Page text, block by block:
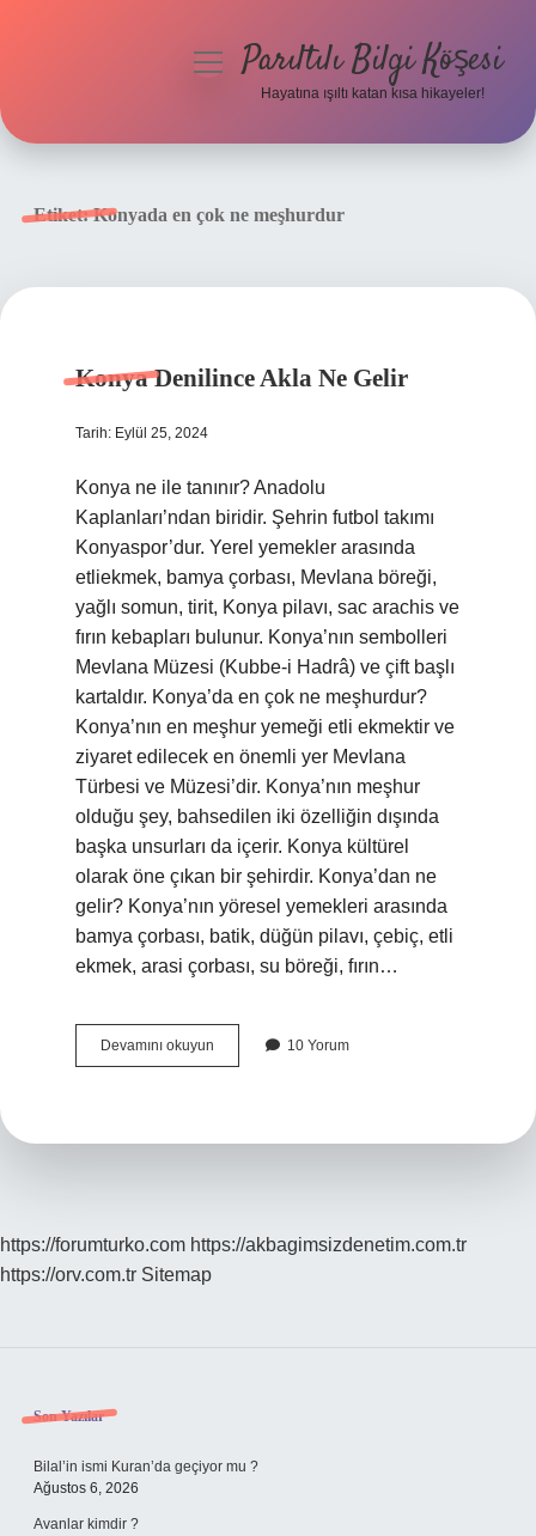
menüyüParıltılı Bilgi Köşesi
Hayatına ışıltı katan kısa hikayeler!
Etiket:Konyada en çok ne meşhurdur
Konya Denilince Akla Ne Gelir
Tarih: Eylül 25, 2024
Konya ne ile tanınır? Anadolu
Kaplanları’ndan biridir. Şehrin futbol takımı
Konyaspor’dur. Yerel yemekler arasında
etliekmek, bamya çorbası, Mevlana böreği,
yağlı somun, tirit, Konya pilavı, sac arachis ve
fırın kebapları bulunur. Konya’nın sembolleri
Mevlana Müzesi (Kubbe-i Hadrâ) ve çift başlı
kartaldır. Konya’da en çok ne meşhurdur?
Konya’nın en meşhur yemeği etli ekmektir ve
ziyaret edilecek en önemli yer Mevlana
Türbesi ve Müzesi’dir. Konya’nın meşhur
olduğu şey, bahsedilen iki özelliğin dışında
başka unsurları da içerir. Konya kültürel
olarak öne çıkan bir şehirdir. Konya’dan ne
gelir? Konya’nın yöresel yemekleri arasında
bamya çorbası, batik, düğün pilavı, çebiç, etli
ekmek, arasi çorbası, su böreği, fırın…
Devamını okuyun
Denilince
10 Yorum
https://forumturko.com https://akbagimsizdenetim.com.tr
https://orv.com.tr Sitemap
Sidebar
Son Yazılar
Bilal’in ismi Kuran’da geçiyor mu ?
Ağustos 6, 2026
Avanlar kimdir ?